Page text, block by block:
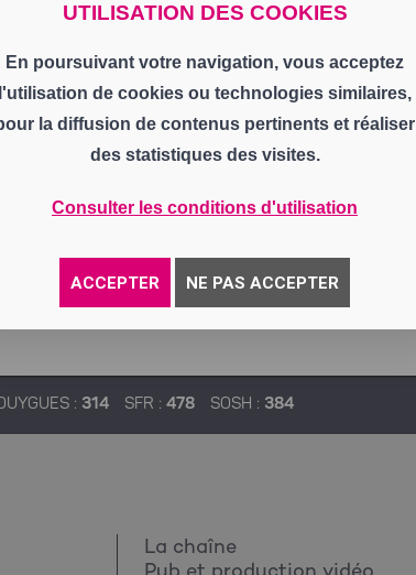
UTILISATION DES COOKIES
En poursuivant votre navigation, vous acceptez
l'utilisation de cookies ou technologies similaires,
la diffusion de contenus pertinents et réaliser
des statistiques des visites.
Consulter les conditions d'utilisation
ACCEPTER NE PAS ACCEPTER
: 314 SFR : 478 SOSH : 384
La chaîne